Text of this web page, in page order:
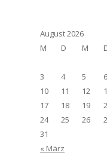
August 2026
M
D M
3
4 5 6
10
11 12
17
18 19
24
25 26
31
« März